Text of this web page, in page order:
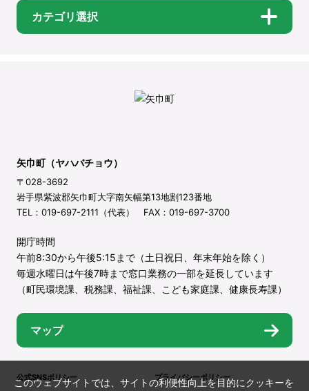
カテゴリ選択
矢巾町（ヤハバチョウ）
〒028-3692
岩手県紫波郡矢巾町大字南矢幅第13地割123番地
TEL：019-697-2111（代表） FAX：019-697-3700
開庁時間
午前8:30から午後5:15まで（土日祝日、年末年始を除く）
毎週水曜日は午後7時まで窓口業務の一部を延長しています
（町民環境課、税務課、福祉課、こども家庭課、健康長寿課）
マップ
公式SNSポリシー プライバシーポリシー
このウェブサイトでは、サイトの利便性向上を目的にクッキーを